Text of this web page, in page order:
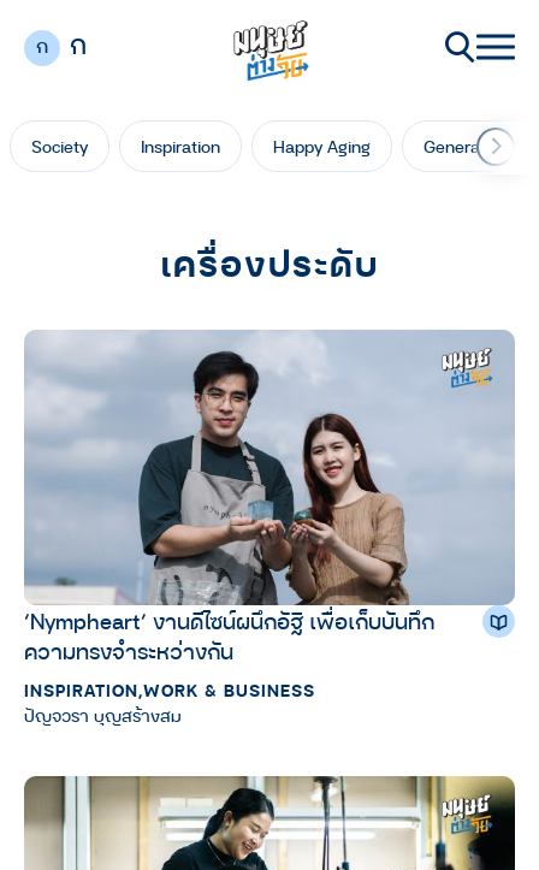
ก ก
Society Inspiration Happy Aging Generation
เครื่องประดับ
‘Nympheart’ งานดีไซน์ผนึกอัฐิ เพื่อเก็บบันทึก
ความทรงจำระหว่างกัน
INSPIRATION,WORK & BUSINESS
ปัญจวรา บุญสร้างสม